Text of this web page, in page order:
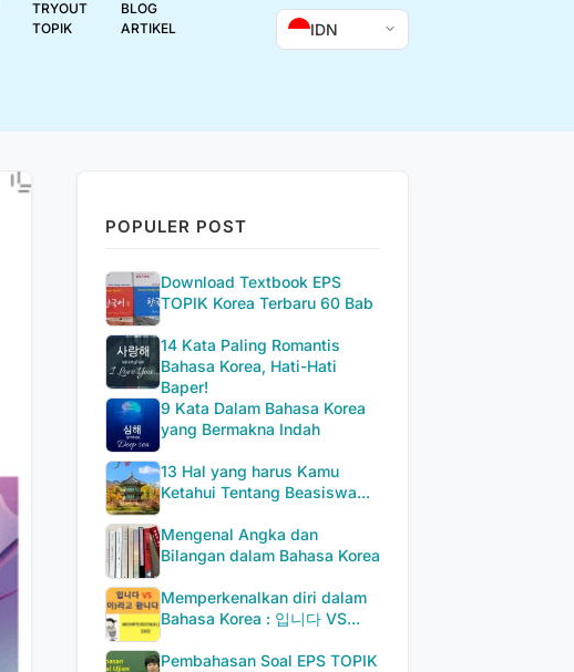
TRYOUT
TOPIK
BLOG
ARTIKEL
IDN
POPULER POST
Download Textbook EPS
TOPIK Korea Terbaru 60 Bab
14 Kata Paling Romantis
Bahasa Korea, Hati-Hati
Baper!
9 Kata Dalam Bahasa Korea
yang Bermakna Indah
13 Hal yang harus Kamu
Ketahui Tentang Beasiswa...
Mengenal Angka dan
Bilangan dalam Bahasa Korea
Memperkenalkan diri dalam
Bahasa Korea : 입니다 VS...
Pembahasan Soal EPS TOPIK